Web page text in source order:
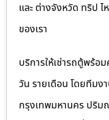
และ ต่างจังหวัด ทริป
ของเรา
บริการให้เช่ารถตู้พร้
วัน รายเดือน โดยทีม
กรุงเทพมหานคร ปริม